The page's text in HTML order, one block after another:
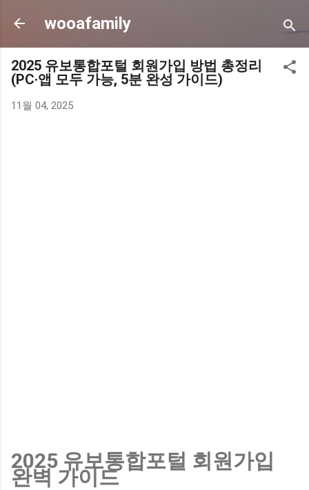
기본 콘텐츠로 건너뛰기
wooafamily
2025 유보통합포털 회원가입 방법 총정리
(PC·앱 모두 가능, 5분 완성 가이드)
11월 04, 2025
2025 유보통합포털 회원가입
완벽 가이드